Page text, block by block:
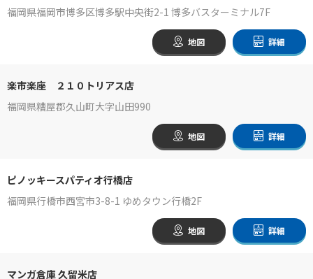
福岡県福岡市博多区博多駅中央街2-1 博多バスターミナル7F
地図 詳細
楽市楽座 ２１０トリアス店
福岡県糟屋郡久山町大字山田990
地図 詳細
ピノッキースパティオ行橋店
福岡県行橋市西宮市3-8-1 ゆめタウン行橋2F
地図 詳細
マンガ倉庫 久留米店